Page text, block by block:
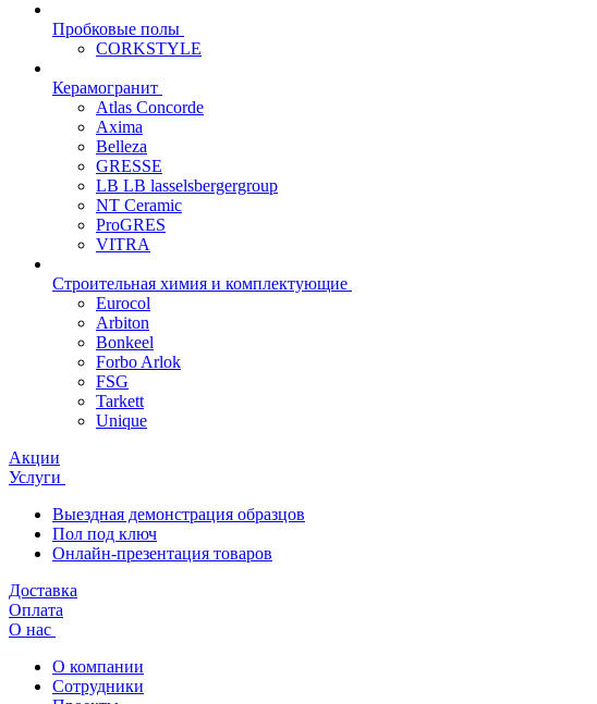
Пробковые полы
CORKSTYLE
Керамогранит
Atlas Concorde
Axima
Belleza
GRESSE
LB LB lasselsbergergroup
NT Ceramic
ProGRES
VITRA
Строительная химия и комплектующие
Eurocol
Arbiton
Bonkeel
Forbo Arlok
FSG
Tarkett
Unique
Акции
Услуги
Выездная демонстрация образцов
Пол под ключ
Онлайн-презентация товаров
Доставка
Оплата
О нас
О компании
Сотрудники